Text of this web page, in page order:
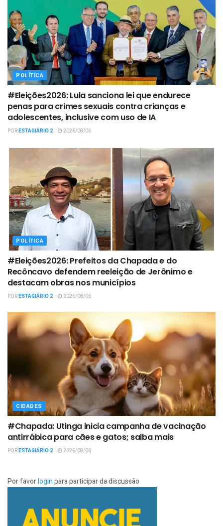
POLÍTICA
#Eleições2026: Lula sanciona lei que endurece
penas para crimes sexuais contra crianças e
adolescentes, inclusive com uso de IA
PORESTAGIÁRIO 2 2026/08/06
POLÍTICA
#Eleições2026: Prefeitos da Chapada e do
Recôncavo defendem reeleição de Jerônimo e
destacam obras nos municípios
PORESTAGIÁRIO 2 2026/08/06
CIDADES
#Chapada: Utinga inicia campanha de vacinação
antirrábica para cães e gatos; saiba mais
PORESTAGIÁRIO 2 2026/08/06
Por favorloginpara participar da discussão